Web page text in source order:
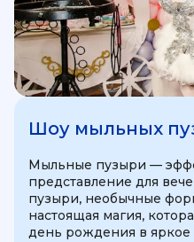
Шоу мыльных
Мыльные пузыри —
представление для
пузыри, необычные
настоящая магия,
день рождения в